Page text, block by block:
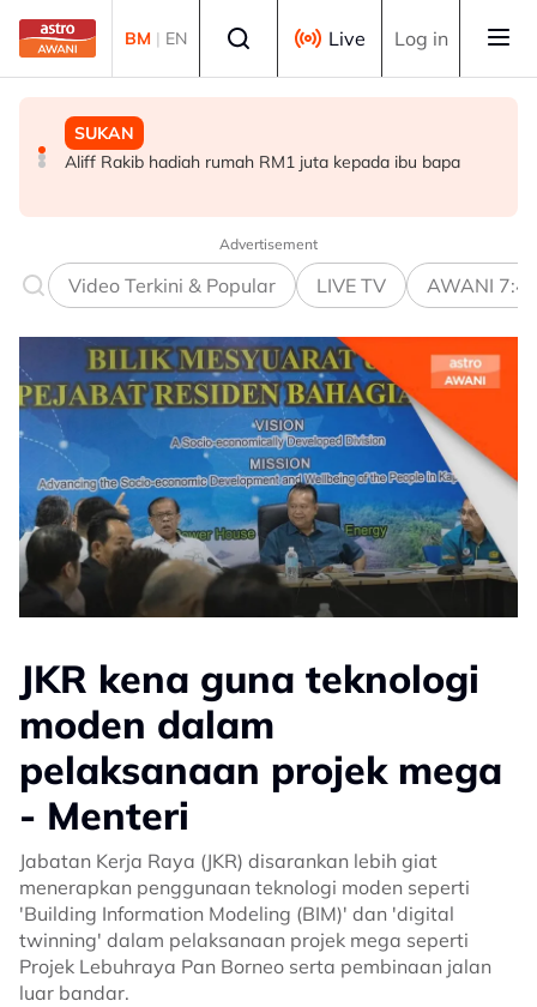
Skip to main content
BM | EN Live Log in
SUKAN
Aliff Rakib hadiah rumah RM1 juta kepada ibu bapa
DUNIA
Syarikat Minyak Nasional Abu Dhabi terkena serangan
SUKAN
Hakim Danish kekal bersama MSi Racing Team musim
Advertisement
Video Terkini & Popular LIVE TV AWANI
JKR kena guna teknologi
moden dalam
pelaksanaan projek mega
- Menteri
Jabatan Kerja Raya (JKR) disarankan lebih giat
menerapkan penggunaan teknologi moden seperti
'Building Information Modeling (BIM)' dan 'digital
twinning' dalam pelaksanaan projek mega seperti
Projek Lebuhraya Pan Borneo serta pembinaan jalan
luar bandar.